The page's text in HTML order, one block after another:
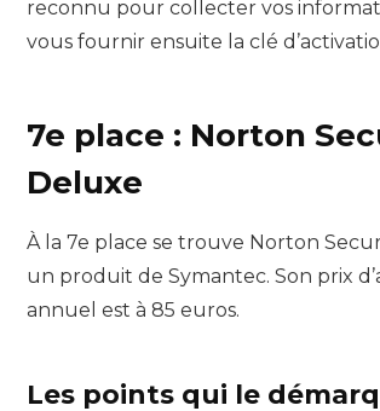
reconnu pour collecter vos
vous fournir ensuite la clé
7e place : Norton
Deluxe
À la 7e place se trouve Norton
un produit de Symantec. Son prix
annuel est à 85 euros.
Les points qui le